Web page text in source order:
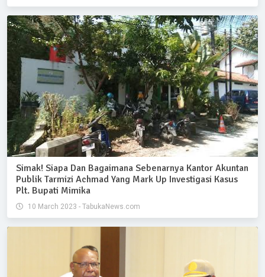
Simak! Siapa Dan Bagaimana Sebenarnya Kantor Akuntan
Publik Tarmizi Achmad Yang Mark Up Investigasi Kasus
Plt. Bupati Mimika
10 March 2023 - TabukaNews.com